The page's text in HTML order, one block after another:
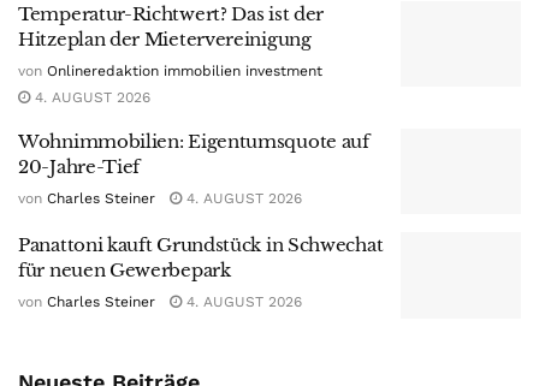
Temperatur-Richtwert? Das ist der
Hitzeplan der Mietervereinigung
von Onlineredaktion immobilien investment
4. AUGUST 2026
Wohnimmobilien: Eigentumsquote auf
20-Jahre-Tief
von Charles Steiner 4. AUGUST 2026
Panattoni kauft Grundstück in Schwechat
für neuen Gewerbepark
von Charles Steiner 4. AUGUST 2026